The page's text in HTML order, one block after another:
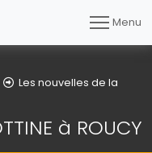
Menu
Les nouvelles de la
à ROUCY